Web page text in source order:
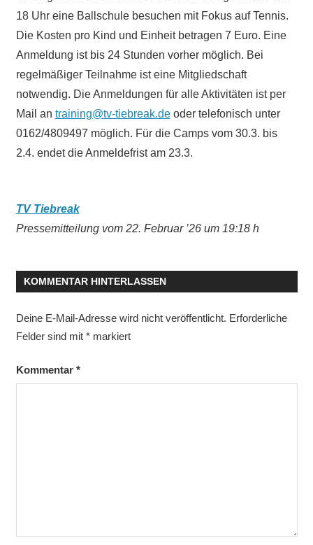
18 Uhr eine Ballschule besuchen mit Fokus auf Tennis.
Die Kosten pro Kind und Einheit betragen 7 Euro. Eine
Anmeldung ist bis 24 Stunden vorher möglich. Bei
regelmäßiger Teilnahme ist eine Mitgliedschaft
notwendig. Die Anmeldungen für alle Aktivitäten ist per
Mail an training@tv-tiebreak.deoder telefonisch unter
0162/4809497 möglich. Für die Camps vom 30.3. bis
2.4. endet die Anmeldefrist am 23.3.
TV Tiebreak
Pressemitteilung vom 22. Februar ’26 um 19:18 h
KOMMENTAR HINTERLASSEN
Deine E-Mail-Adresse wird nicht veröffentlicht. Erforderliche
Felder sind mit *markiert
Kommentar *